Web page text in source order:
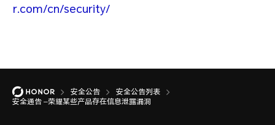
r.com/cn/security/
安全公告
安全公告列表
安全通告 –荣耀某些产品存在信息泄露漏洞